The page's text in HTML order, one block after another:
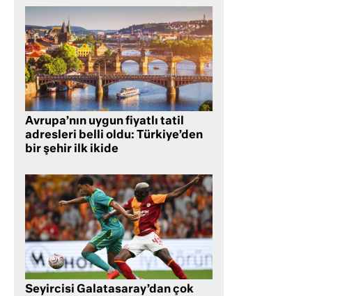
Avrupa’nın uygun fiyatlı tatil
adresleri belli oldu: Türkiye’den
bir şehir ilk ikide
Seyircisi Galatasaray’dan çok